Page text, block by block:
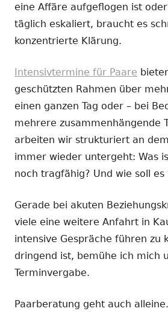
eine Affäre aufgeflogen ist
täglich eskaliert, braucht es
konzentrierte Klärung.
Intensivtermine für Paare
geschützten Rahmen über
einen ganzen Tag oder – bei
mehrere zusammenhängende
arbeiten wir strukturiert an
immer wieder untergeht: Was
noch tragfähig? Und wie soll
Gerade bei akuten
viele eine weitere Anfahrt in
intensive Gespräche führen zu
dringend ist, bemühe ich mich
Terminvergabe.
Paarberatung geht auch